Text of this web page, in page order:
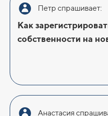
Петр спрашивает:
Как
собственности на
Анастасия